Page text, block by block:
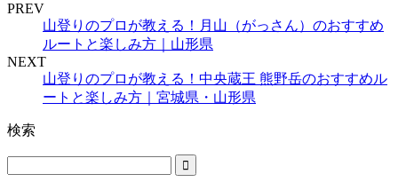
PREV
山登りのプロが教える！月山（がっさん）のおすすめ
ルートと楽しみ方｜山形県
NEXT
山登りのプロが教える！中央蔵王 熊野岳のおすすめル
ートと楽しみ方｜宮城県・山形県
検索